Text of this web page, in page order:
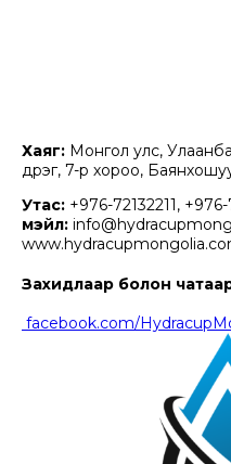
Хаяг: Монгол улс,
дүүрэг, 7-р хороо,
Утас: +976-72132211,
мэйл:
Захидлаар болон
facebook.com/